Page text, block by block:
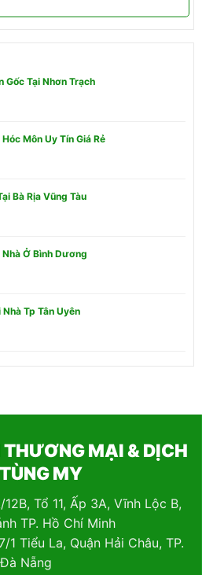
Gốc Tại Nhơn Trạch
Môn Uy Tín Giá Rẻ
Bà Rịa Vũng Tàu
Ở Bình Dương
Tp Tân Uyên
MẠI & DỊCH
MY
Tổ 11, Ấp 3A, Vĩnh Lộc B,
TP. Hồ Chí Minh
1 Tiểu La, Quận Hải Châu, TP.
Đà Nẵng